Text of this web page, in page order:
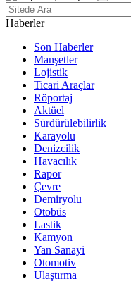
Haberler
Son Haberler
Manşetler
Lojistik
Ticari Araçlar
Röportaj
Aktüel
Sürdürülebilirlik
Karayolu
Denizcilik
Havacılık
Rapor
Çevre
Demiryolu
Otobüs
Lastik
Kamyon
Yan Sanayi
Otomotiv
Ulaştırma